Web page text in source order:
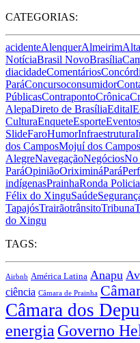
CATEGORIAS:
acidenteAlenquerAlmeirim
NotíciaBrasil NovoBrasília
diacidadeComentários
ParáConcursoconsumidor
PúblicasContrapontoCrônica
AlepaDireto de BrasíliaEdital
CulturaEnqueteEsporteEventos
SlideFaroHumorInfraestrutura
dos CamposMojuí dos Campos
AlegreNavegaçãoNegóciosNo
ParáOpiniãoOriximináPará
indígenasPrainhaRonda
Félix do XinguSaúde
TapajósTrairãotrânsitoTribuna
do Xingu
TAGS:
Airbnb América Latina Anapu
ciência Câmara de Prainha
Câmara dos
energia Governo